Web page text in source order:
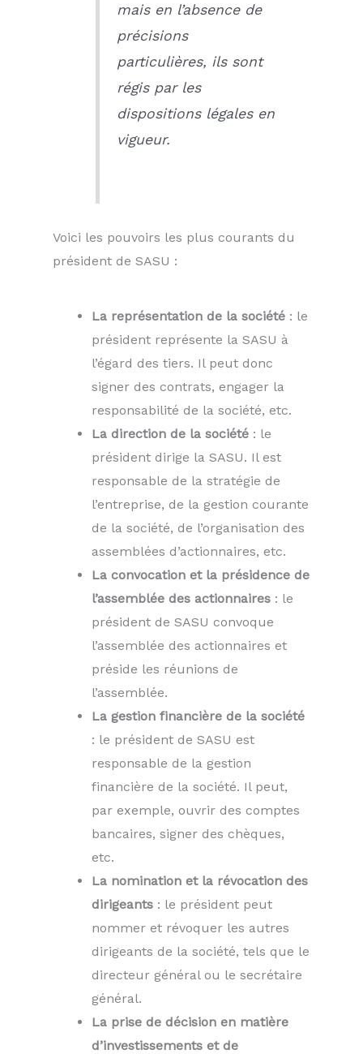
mais en l’absence de
précisions
particulières, ils sont
régis par les
dispositions légales en
vigueur.
Voici les pouvoirs les plus courants du
président de SASU :
La représentation de la société : le
président représente la SASU à
l’égard des tiers. Il peut donc
signer des contrats, engager la
responsabilité de la société, etc.
La direction de la société : le
président dirige la SASU. Il est
responsable de la stratégie de
l’entreprise, de la gestion courante
de la société, de l’organisation des
assemblées d’actionnaires, etc.
La convocation et la présidence de
l’assemblée des actionnaires : le
président de SASU convoque
l’assemblée des actionnaires et
préside les réunions de
l’assemblée.
La gestion financière de la société
: le président de SASU est
responsable de la gestion
financière de la société. Il peut,
par exemple, ouvrir des comptes
bancaires, signer des chèques,
etc.
La nomination et la révocation des
dirigeants : le président peut
nommer et révoquer les autres
dirigeants de la société, tels que le
directeur général ou le secrétaire
général.
La prise de décision en matière
d’investissements et de